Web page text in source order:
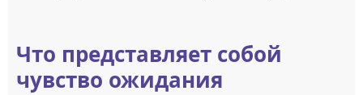
Что представляет собой
чувство ожидания